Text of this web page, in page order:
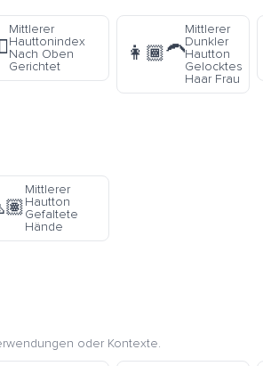
Mittlerer
Hauttonindex
Nach Oben
Gerichtet
👩🏾‍🦱
Mittlerer
Dunkler
Hautton
Gelocktes
Haar Frau
Mittlerer
Hautton
Gefaltete
Hände
oder Kontexte.